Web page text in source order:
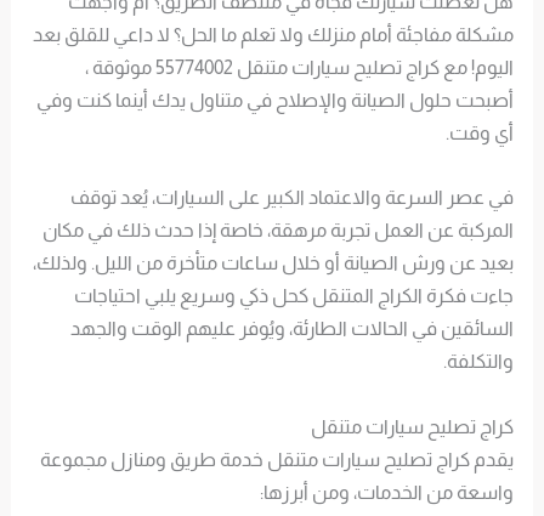
مشكلة مفاجئة أمام منزلك ولا تعلم ما الحل؟ لا داعي للقلق بعد
اليوم! مع كراج تصليح سيارات متنقل 55774002 موثوقة ،
أصبحت حلول الصيانة والإصلاح في متناول يدك أينما كنت وفي
أي وقت.
في عصر السرعة والاعتماد الكبير على السيارات، يُعد توقف
المركبة عن العمل تجربة مرهقة، خاصة إذا حدث ذلك في مكان
بعيد عن ورش الصيانة أو خلال ساعات متأخرة من الليل. ولذلك،
جاءت فكرة الكراج المتنقل كحل ذكي وسريع يلبي احتياجات
السائقين في الحالات الطارئة، ويُوفر عليهم الوقت والجهد
والتكلفة.
كراج تصليح سيارات متنقل
يقدم كراج تصليح سيارات متنقل خدمة طريق ومنازل مجموعة
واسعة من الخدمات، ومن أبرزها: